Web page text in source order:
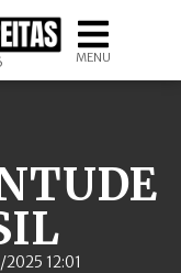
MENU
12:01